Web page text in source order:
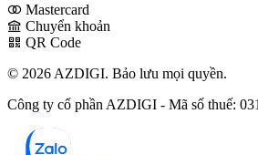
Mastercard
Chuyển khoản
QR Code
© 2026 AZDIGI. Bảo lưu mọi quyền.
Công ty cổ phần AZDIGI - Mã số thuế: